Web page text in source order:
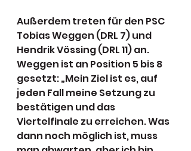
Außerdem treten für den PSC
Tobias Weggen (DRL 7) und
Hendrik Vössing (DRL 11) an.
Weggen ist an Position 5 bis 8
gesetzt: „Mein Ziel ist es, auf
jeden Fall meine Setzung zu
bestätigen und das
Viertelfinale zu erreichen. Was
dann noch möglich ist, muss